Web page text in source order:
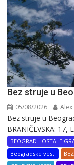
Bez struje u
05/08/2026 Alex
Bez struje u
BRANIČEVSKA: 17,
BEOGRAD - OSTALE
Beogradske vesti